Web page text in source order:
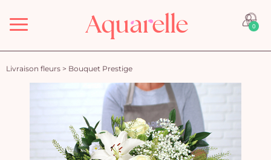
Menu 0
Livraison fleurs > Bouquet Prestige